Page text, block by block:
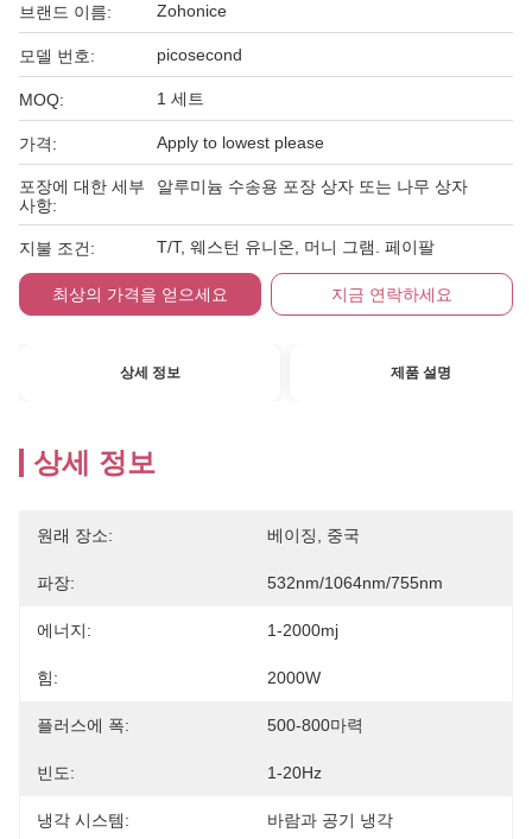
브랜드 이름: Zohonice
모델 번호: picosecond
MOQ: 1 세트
가격: Apply to lowest please
포장에 대한 세부
사항:
알루미늄 수송용 포장 상자 또는 나무 상자
지불 조건: T/T, 웨스턴 유니온, 머니 그램. 페이팔
최상의 가격을 얻으세요 지금 연락하세요
상세 정보 제품 설명
상세 정보
원래 장소: 베이징, 중국
파장: 532nm/1064nm/755nm
에너지: 1-2000mj
힘: 2000W
플러스에 폭: 500-800마력
빈도: 1-20Hz
냉각 시스템: 바람과 공기 냉각